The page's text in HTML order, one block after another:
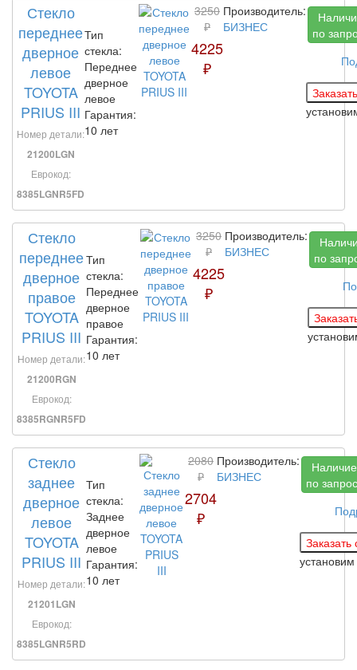
Стекло
переднее
дверное
левое
TOYOTA
PRIUS III
Номер детали:
21200LGN
Еврокод:
8385LGNR5FD
Тип
стекла:
Переднее
дверное
левое
Гарантия:
10 лет
3250
₽
4225
₽
Производитель:
БИЗНЕС
по
Стекло
переднее
дверное
правое
TOYOTA
PRIUS III
Номер детали:
21200RGN
Еврокод:
8385RGNR5FD
Тип
стекла:
Переднее
дверное
правое
Гарантия:
10 лет
3250
₽
4225
₽
Производитель:
БИЗНЕС
по
Стекло
заднее
дверное
левое
TOYOTA
PRIUS III
Номер детали:
21201LGN
Еврокод:
8385LGNR5RD
Тип
стекла:
Заднее
дверное
левое
Гарантия:
10 лет
2080
₽
2704
₽
Производитель:
БИЗНЕС
Наличие
по
установим